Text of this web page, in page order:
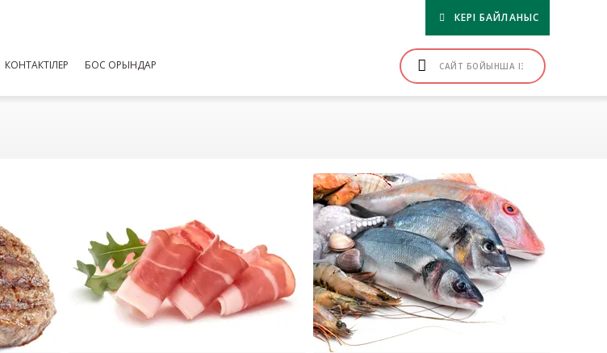
КЕРІ БАЙЛАНЫС
КОНТАКТІЛЕР БОС ОРЫНДАР